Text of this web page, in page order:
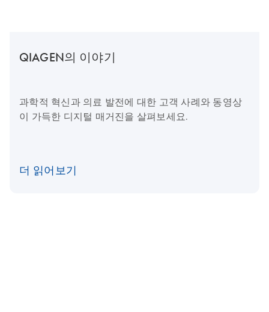
QIAGEN의 이야기
과학적 혁신과 의료 발전에 대한 고객 사례와 동영상
이 가득한 디지털 매거진을 살펴보세요.
더 읽어보기